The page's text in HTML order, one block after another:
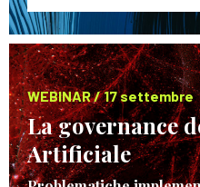
WEBINAR / 17 settembre
La governance
Artificiale